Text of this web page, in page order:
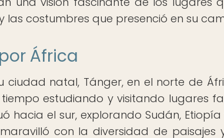
costumbres que presenció en su
África
natal, Tánger, en el norte de
estudiando y visitando lugares
hacia el sur, explorando Sudán, Etiopía
con la diversidad de paisajes